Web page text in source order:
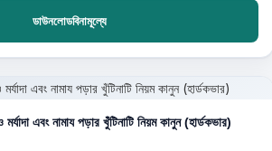
ডাউনলোডবিনামূল্যে
এবং নামায পড়ার খুঁটিনাটি নিয়ম কানুন (হার্ডকভার)